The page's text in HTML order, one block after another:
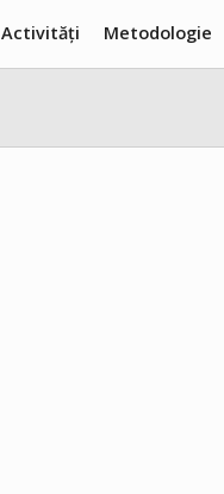
Metodologie
Activități